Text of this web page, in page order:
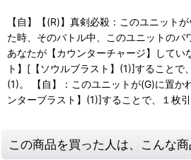
【自】【(R)】真剣必殺：このユニット
た時、そのバトル中、このユニットの
あなたが【カウンターチャージ】してい
ト】[【ソウルブラスト】(1)]することで
(1)。 【自】：このユニットが(G)に置か
ンターブラスト】(1)]することで、１枚引
この商品を買った人は、こんな